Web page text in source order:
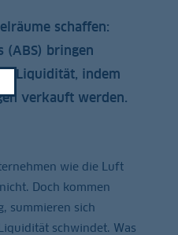
schaffen:
(ABS) bringen
Liquidität, indem
verkauft werden.
wie die Luft
Doch kommen
summieren sich
schwindet. Was